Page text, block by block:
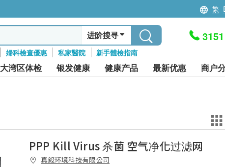
繁
进阶搜寻
婦科檢查優惠 私家醫院 新手體檢指南
大湾区体检 银发健康 健康产品 最新优惠 商户
PPP Kill Virus 杀菌 空气净化过滤网
真毅环境科技有限公司